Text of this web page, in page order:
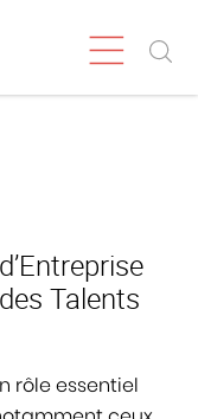
Talents
rôle essentiel